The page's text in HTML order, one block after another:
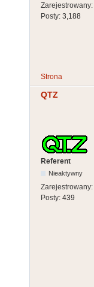
Zarejestrowany:
Posty: 3,188
Strona
QTZ
Referent
Nieaktywny
Zarejestrowany:
Posty: 439